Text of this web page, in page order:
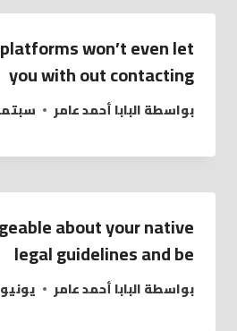
won’t even let
you with out contacting
بواسطةالبابا أحمد عامر سبتمبر
about your native
legal guidelines and be
بواسطةالبابا أحمد عامر يونيو 13,